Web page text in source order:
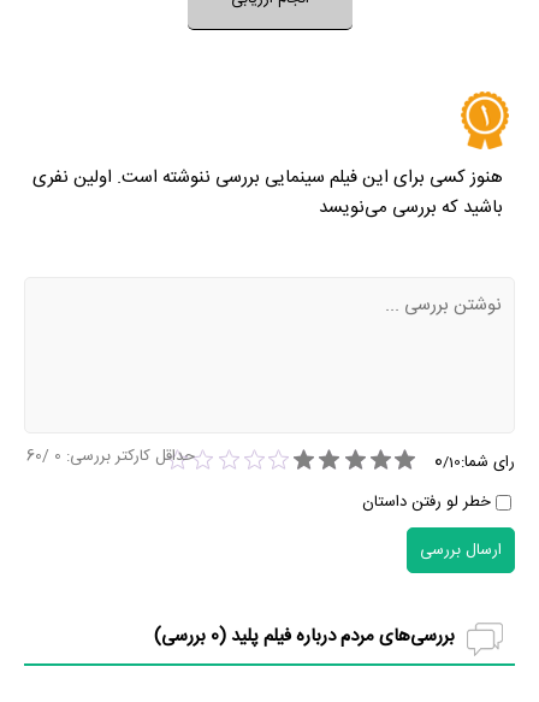
نظر خود را ثبت کنید
هنوز کسی برای این فیلم سینمایی بررسی ننوشته است. اولین نفری
باشید که بررسی می‌نویسد
رای شما: 0/10
خطر لو رفتن داستان
حداقل کارکتر بررسی: 0
/60
ارسال بررسی
بررسی‌های مردم درباره فیلم پلید (0 بررسی)